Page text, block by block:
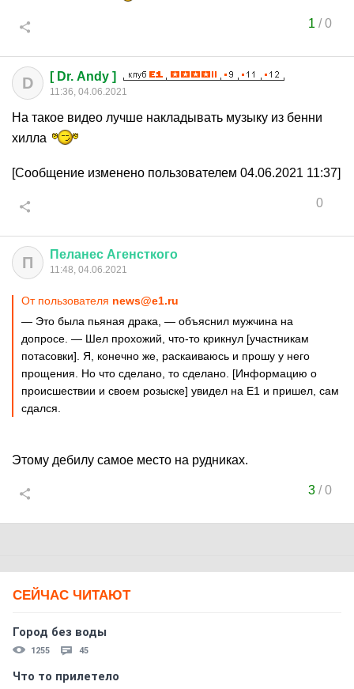
1 /0
D [ Dr. Andy ]
11:36, 04.06.2021
На такое видео лучше накладывать музыку из бенни
хилла
[Сообщение изменено пользователем 04.06.2021 11:37]
0
П Пеланес Агенсткого
11:48, 04.06.2021
От пользователя news@e1.ru
— Это была пьяная драка, — объяснил мужчина на
допросе. — Шел прохожий, что-то крикнул [участникам
потасовки]. Я, конечно же, раскаиваюсь и прошу у него
прощения. Но что сделано, то сделано. [Информацию о
происшествии и своем розыске] увидел на E1 и пришел, сам
сдался.
Этому дебилу самое место на рудниках.
3/0
СЕЙЧАС ЧИТАЮТ
Город без воды
1255 45
Что то прилетело